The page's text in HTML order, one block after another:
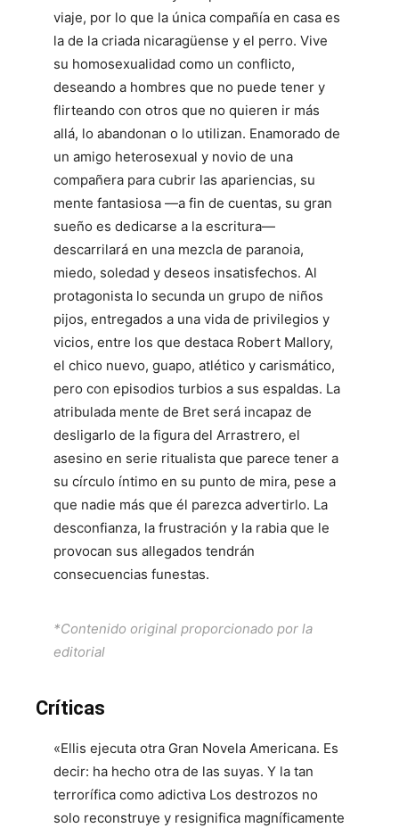
viaje, por lo que la única compañía en casa es
la de la criada nicaragüense y el perro. Vive
su homosexualidad como un conflicto,
deseando a hombres que no puede tener y
flirteando con otros que no quieren ir más
allá, lo abandonan o lo utilizan. Enamorado de
un amigo heterosexual y novio de una
compañera para cubrir las apariencias, su
mente fantasiosa —a fin de cuentas, su gran
sueño es dedicarse a la escritura—
descarrilará en una mezcla de paranoia,
miedo, soledad y deseos insatisfechos. Al
protagonista lo secunda un grupo de niños
pijos, entregados a una vida de privilegios y
vicios, entre los que destaca Robert Mallory,
el chico nuevo, guapo, atlético y carismático,
pero con episodios turbios a sus espaldas. La
atribulada mente de Bret será incapaz de
desligarlo de la figura del Arrastrero, el
asesino en serie ritualista que parece tener a
su círculo íntimo en su punto de mira, pese a
que nadie más que él parezca advertirlo. La
desconfianza, la frustración y la rabia que le
provocan sus allegados tendrán
consecuencias funestas.
*Contenido original proporcionado por la
editorial
Críticas
«Ellis ejecuta otra Gran Novela Americana. Es
decir: ha hecho otra de las suyas. Y la tan
terrorífica como adictiva Los destrozos no
solo reconstruye y resignifica magníficamente